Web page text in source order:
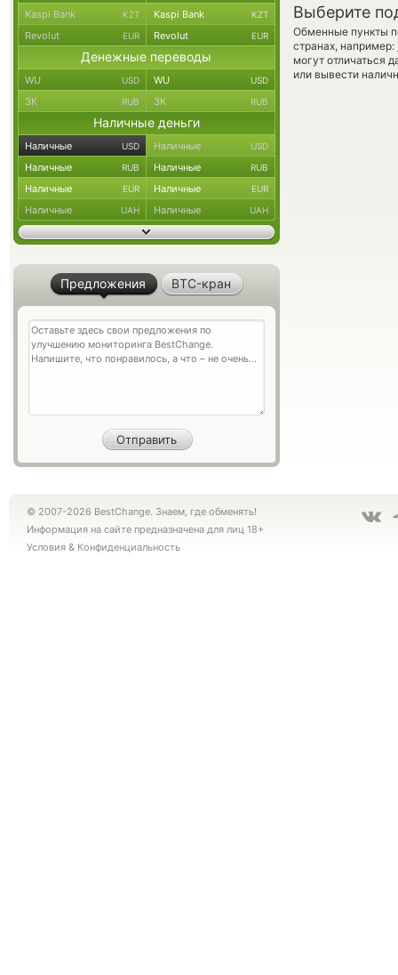
Выберите
Обменные пункты
странах, например:
могут отличаться
или вывести
Kaspi Bank KZT Kaspi Bank KZT
Revolut EUR Revolut EUR
Денежные переводы
WU USD WU USD
ЗК RUB ЗК RUB
Наличные деньги
Наличные USD Наличные USD
Наличные RUB Наличные RUB
Наличные EUR Наличные EUR
Наличные UAH Наличные UAH
Предложения BTC-кран
© 2007-2026 BestChange. Знаем, где обменять!
Информация на сайте предназначена для лиц 18+
Условия & Конфиденциальность